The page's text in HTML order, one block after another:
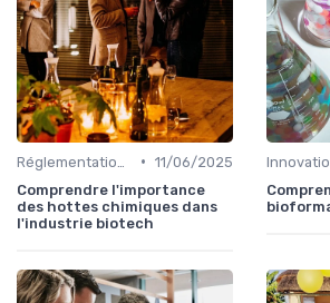
• 11/06/2025
Comprendre l'importance
des hottes chimiques dans
l'industrie biotech